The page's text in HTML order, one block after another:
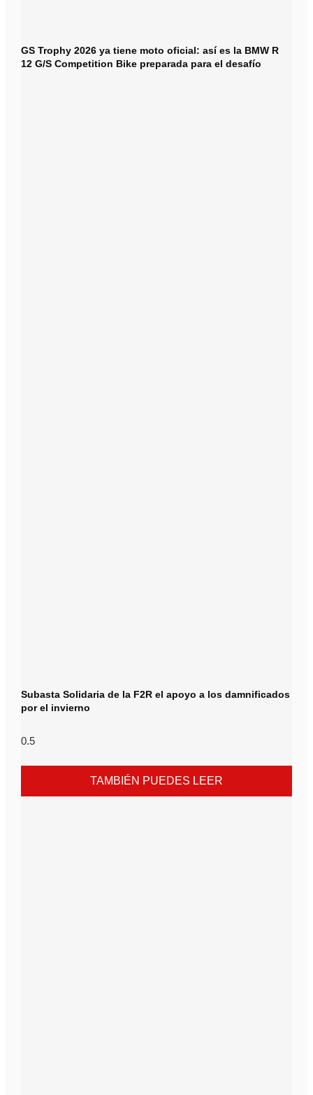
GS Trophy 2026 ya tiene moto oficial: así es la BMW R
12 G/S Competition Bike preparada para el desafío
Subasta Solidaria de la F2R el apoyo a los damnificados
por el invierno
TAMBIÉN PUEDES LEER